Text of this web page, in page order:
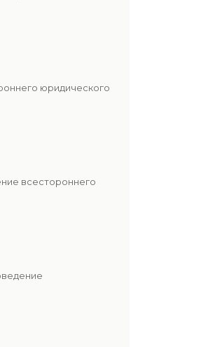
юридического
всестороннего